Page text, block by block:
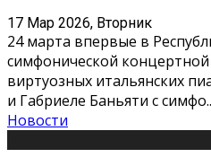
17 Мар 2026, Вторник
24 марта впервые в
симфонической
виртуозных итальянских
и Габриеле Баньяти с симфо
Новости